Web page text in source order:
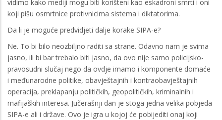
vidimo kako mediji mogu biti korišteni kao eskadroni smrti i oni
koji pišu osmrtnice protivnicima sistema i diktatorima.
Da li je moguće predvidjeti dalje korake SIPA-e?
Ne. To bi bilo neozbiljno raditi sa strane. Odavno nam je svima
jasno, ili bi bar trebalo biti jasno, da ovo nije samo policijsko-
pravosudni slučaj nego da ovdje imamo i komponente domaće
i međunarodne politike, obavještajnih i kontraobavještajnih
operacija, preklapanju političkih, geopolitičkih, kriminalnih i
mafijaških interesa. Jučerašnji dan je stoga jedna velika pobjeda
SIPA-e ali i države. Ovo je igra u kojoj će pobijediti onaj koji